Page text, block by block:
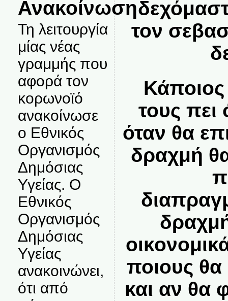
Ανακοίνωση
Τη λειτουργία
μίας νέας
γραμμής που
αφορά τον
κορωνοϊό
ανακοίνωσε
ο Εθνικός
Οργανισμός
Δημόσιας
Υγείας. Ο
Εθνικός
Οργανισμός
Δημόσιας
Υγείας
ανακοινώνει,
ότι από
τον
τους πει
όταν θα
δραχμή
ποιους
και αν θα